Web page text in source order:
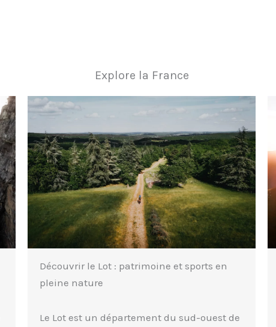
Explore la France
Hautes-Pyrénées : randonnées,
découvertes et sports outdoor
Le département des Hautes-Pyrénées est